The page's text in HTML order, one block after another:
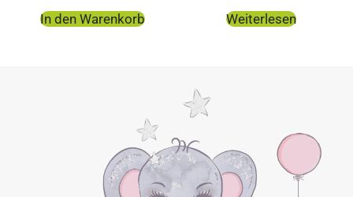
In den Warenkorb Weiterlesen